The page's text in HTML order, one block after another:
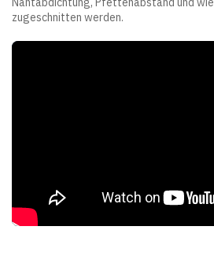
zugeschnitten werden.